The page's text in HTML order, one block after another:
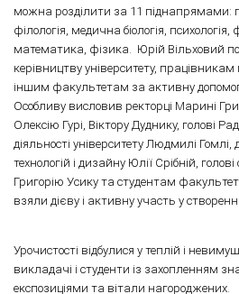
можна розділити за 11 піднапрямами:
філологія, медична біологія, психологія,
математика, фізика. Юрій Вільховий
керівництву університету, працівникам
іншим факультетам за активну
Особливу висловив ректорці Марині
Олексію Гурі, Віктору Дуднику, голові
діяльності університету Людмилі
технологій і дизайну Юлії Срібній,
Григорію Усику та студентам факультету
взяли дієву і активну участь у
Урочистості відбулися у теплій і
викладачі і студенти із захопленням
експозиціями та вітали нагороджених.